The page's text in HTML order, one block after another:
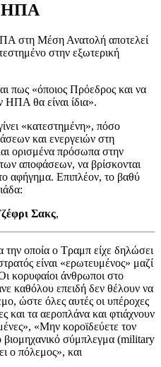
ΗΠΑ
στη Μέση Ανατολή αποτελεί
στην εξωτερική
πως «όποιος Πρόεδρος και να
ΗΠΑ θα είναι ίδια».
«κατεστημένη», πόσο
και ενεργειών στη
ορισμένα πρόσωπα στην
αποφάσεων, να βρίσκονται
αφήγημα. Επιπλέον, το βαθύ
Σακς,
την οποία ο Τραμπ είχε δηλώσει
είναι «ερωτευμένος» μαζί
κορυφαίοι άνθρωποι στο
καθόλου επειδή δεν θέλουν να
ώστε όλες αυτές οι υπέροχες
και τα αεροπλάνα και φτιάχνουν
«Μην κοροϊδεύετε τον
βιομηχανικό σύμπλεγμα (military
ο πόλεμος», και